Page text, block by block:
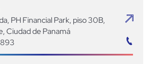
PH Financial Park, piso 30B,
Ciudad de Panamá